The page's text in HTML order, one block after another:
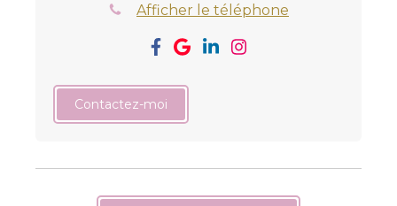
Afficher le téléphone
Contactez-moi